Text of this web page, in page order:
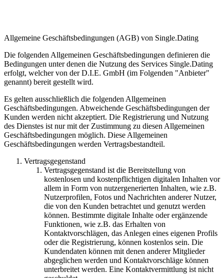
Allgemeine Geschäftsbedingungen (AGB) von Single.Dating
Die folgenden Allgemeinen Geschäftsbedingungen definieren die
Bedingungen unter denen die Nutzung des Services Single.Dating
erfolgt, welcher von der D.I.E. GmbH (im Folgenden "Anbieter"
genannt) bereit gestellt wird.
Es gelten ausschließlich die folgenden Allgemeinen
Geschäftsbedingungen. Abweichende Geschäftsbedingungen der
Kunden werden nicht akzeptiert. Die Registrierung und Nutzung
des Dienstes ist nur mit der Zustimmung zu diesen Allgemeinen
Geschäftsbedingungen möglich. Diese Allgemeinen
Geschäftsbedingungen werden Vertragsbestandteil.
Vertragsgegenstand
Vertragsgegenstand ist die Bereitstellung von
kostenlosen und kostenpflichtigen digitalen Inhalten vor
allem in Form von nutzergenerierten Inhalten, wie z.B.
Nutzerprofilen, Fotos und Nachrichten anderer Nutzer,
die von den Kunden betrachtet und genutzt werden
können. Bestimmte digitale Inhalte oder ergänzende
Funktionen, wie z.B. das Erhalten von
Kontaktvorschlägen, das Anlegen eines eigenen Profils
oder die Registrierung, können kostenlos sein. Die
Kundendaten können mit denen anderer Mitglieder
abgeglichen werden und Kontaktvorschläge können
unterbreitet werden. Eine Kontaktvermittlung ist nicht